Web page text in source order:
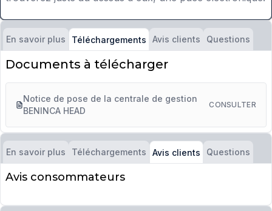
En savoir plus Téléchargements Avis clients Questions
Documents à télécharger
Notice de pose de la centrale de gestion
BENINCA HEAD
CONSULTER
En savoir plus Téléchargements Avis clients Questions
Avis consommateurs